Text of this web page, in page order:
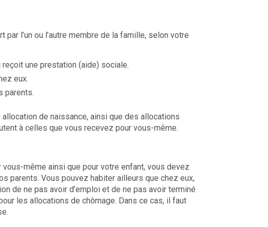
l’un ou l’autre membre de la famille, selon votre
une prestation (aide) sociale.
eux.
parents.
de naissance, ainsi que des allocations
à celles que vous recevez pour vous-même.
même ainsi que pour votre enfant, vous devez
parents. Vous pouvez habiter ailleurs que chez eux,
de ne pas avoir d’emploi et de ne pas avoir terminé
les allocations de chômage. Dans ce cas, il faut